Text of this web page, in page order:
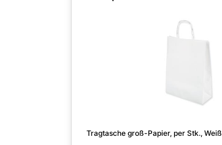
Tragtasche groß-Papier, per Stk., Weiß